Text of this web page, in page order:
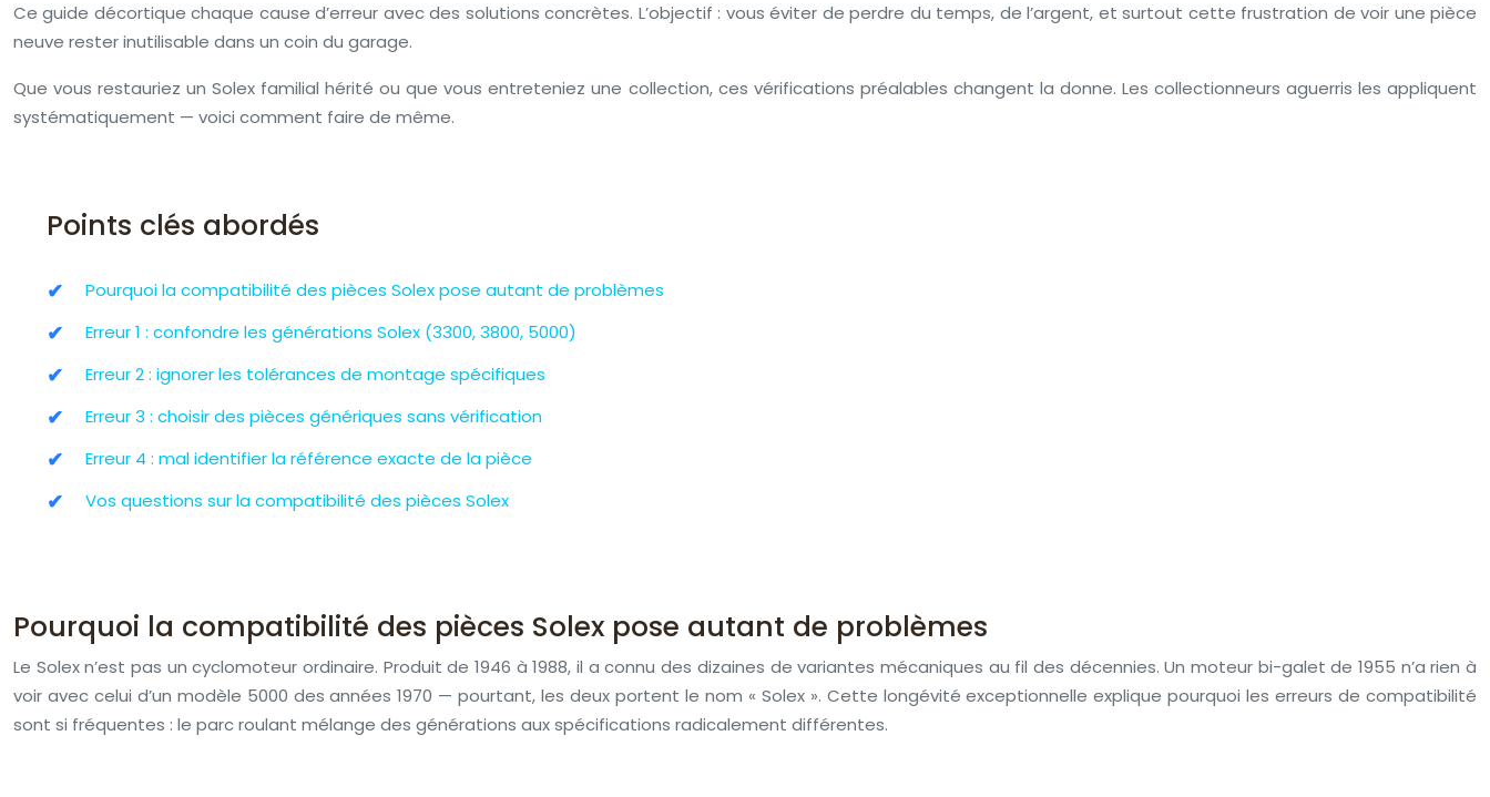
Ce guide décortique chaque cause d’erreur avec des solutions concrètes. L’objectif : vous éviter de perdre du temps, de l’argent, et surtout cette frustration de voir une pièce
neuve rester inutilisable dans un coin du garage.
Que vous restauriez un Solex familial hérité ou que vous entreteniez une collection, ces vérifications préalables changent la donne. Les collectionneurs aguerris les appliquent
systématiquement — voici comment faire de même.
Points clés abordés
Pourquoi la compatibilité des pièces Solex pose autant de problèmes
Erreur 1 : confondre les générations Solex (3300, 3800, 5000)
Erreur 2 : ignorer les tolérances de montage spécifiques
Erreur 3 : choisir des pièces génériques sans vérification
Erreur 4 : mal identifier la référence exacte de la pièce
Vos questions sur la compatibilité des pièces Solex
Pourquoi la compatibilité des pièces Solex pose autant de problèmes
Le Solex n’est pas un cyclomoteur ordinaire. Produit de 1946 à 1988, il a connu des dizaines de variantes mécaniques au fil des décennies. Un moteur bi-galet de 1955 n’a rien à
voir avec celui d’un modèle 5000 des années 1970 — pourtant, les deux portent le nom « Solex ». Cette longévité exceptionnelle explique pourquoi les erreurs de compatibilité
sont si fréquentes : le parc roulant mélange des générations aux spécifications radicalement différentes.